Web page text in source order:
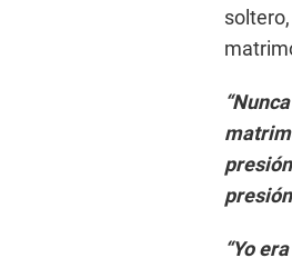
“Yo